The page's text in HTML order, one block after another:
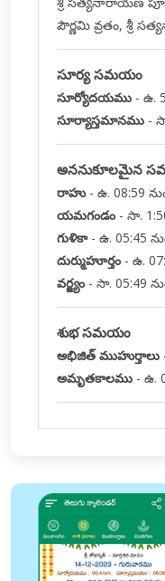
పౌర్ణమి వ్రతం, శ్రీ
సూర్య సమయం
సూర్యోదయము - ఉ.
సూర్యాస్తమానము -
అననుకూలమైన
రాహు- ఉ. 08:59
యమగండం- సా.
గుళికా- ఉ. 05:45
దుర్ముహూర్తం- ఉ.
వర్జ్యం- సా. 05:49
శుభ సమయం
అభిజిత్ ముహుర్తాలు
అమృతకాలము - ఉ.